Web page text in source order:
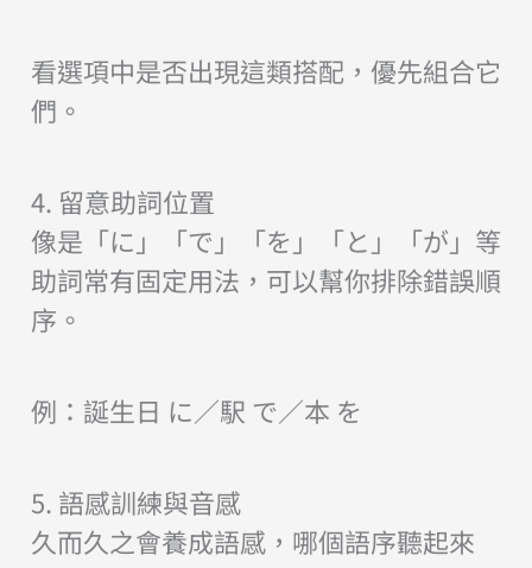
看選項中是否出現這類搭配，優先組合它
們。
4. 留意助詞位置
像是「に」「で」「を」「と」「が」等
助詞常有固定用法，可以幫你排除錯誤順
序。
例：誕生日 に／駅 で／本 を
5. 語感訓練與音感
久而久之會養成語感，哪個語序聽起來